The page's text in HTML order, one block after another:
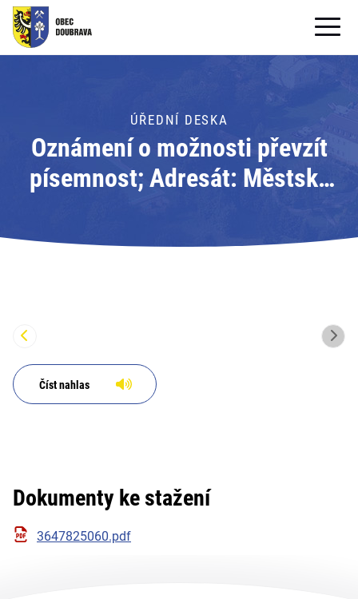
OBECNÍ ÚŘAD
PRO OBČANY
Formuláře ke stažení
PRO TURISTY
ÚŘEDNÍ DESKA
Oznámení o možnosti převzít
písemnost; Adresát: Městský
Číst nahlas
Dokumenty ke stažení
3647825060.pdf